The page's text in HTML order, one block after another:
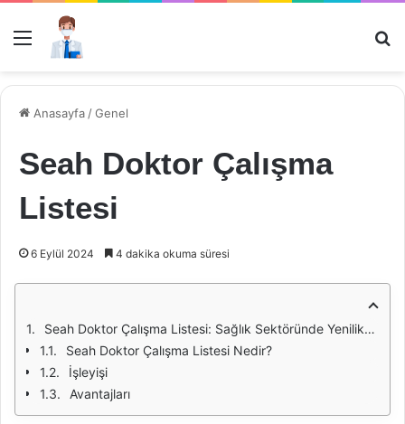
Menü
Anasayfa /Genel
Seah Doktor Çalışma
Listesi
6 Eylül 2024 4 dakika okuma süresi
Seah Doktor Çalışma Listesi: Sağlık Sektöründe Yenilikçi Bir Yaklaşım
Seah Doktor Çalışma Listesi Nedir?
İşleyişi
Avantajları